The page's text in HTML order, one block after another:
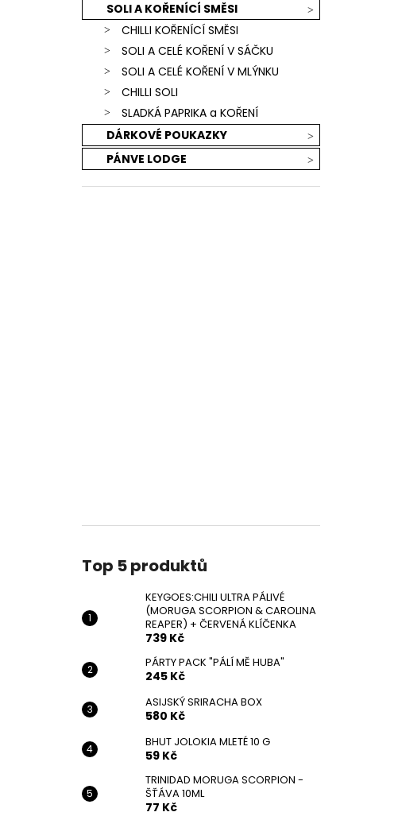
SOLI A KOŘENÍCÍ SMĚSI
CHILLI KOŘENÍCÍ SMĚSI
SOLI A CELÉ KOŘENÍ V SÁČKU
SOLI A CELÉ KOŘENÍ V MLÝNKU
CHILLI SOLI
SLADKÁ PAPRIKA a KOŘENÍ
DÁRKOVÉ POUKAZKY
PÁNVE LODGE
Top 5 produktů
KEYGOES:CHILI ULTRA PÁLIVÉ
(MORUGA SCORPION & CAROLINA
REAPER) + ČERVENÁ KLÍČENKA
739 Kč
PÁRTY PACK "PÁLÍ MĚ HUBA"
245 Kč
ASIJSKÝ SRIRACHA BOX
580 Kč
BHUT JOLOKIA MLETÉ 10 G
59 Kč
TRINIDAD MORUGA SCORPION -
ŠŤÁVA 10ML
77 Kč